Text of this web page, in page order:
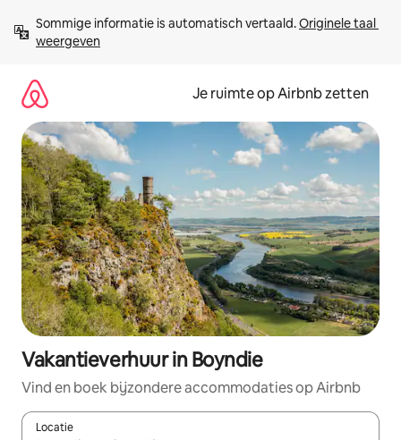
direct
naar
Sommige informatie is automatisch vertaald. Originele taal
weergeven
Je ruimte op Airbnb zetten
Vakantieverhuur in Boyndie
Vind en boek bijzondere accommodaties op Airbnb
Locatie